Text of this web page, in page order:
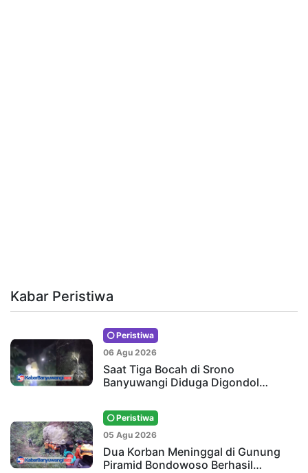
Kabar Peristiwa
Peristiwa
06 Agu 2026
Saat Tiga Bocah di Srono
Banyuwangi Diduga Digondol…
Peristiwa
05 Agu 2026
Dua Korban Meninggal di Gunung
Piramid Bondowoso Berhasil…